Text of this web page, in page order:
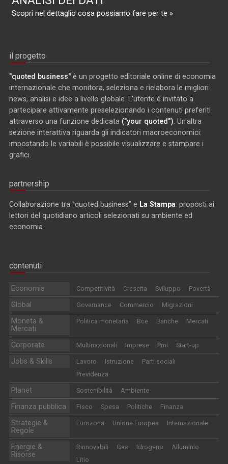
Scopri nel dettaglio cosa possiamo fare per te »
il progetto
"quoted business" è un progetto editoriale online di economia
internazionale che monitora, seleziona e rielabora le migliori
news, analisi e idee a livello globale. L'utente è invitato a
partecipare attivamente preselezionando i contenuti preferiti
attraverso una funzione dedicata ("your quoted") . Un'altra
sezione interattiva riguarda gli indicatori macroeconomici:
impostando le variabili è possibile visualizzare e stampare i
grafici.
partnership
Collaborazione tra "quoted business" e La Stampa: proposti ai
lettori del quotidiano articoli selezionati su ambiente ed
economia.
contenuti
Economia Competitività Crescita Sviluppo Povertà
Global Governance Commercio Migrazioni
Moneta &
Mercati
Politica monetaria Bce Banche Mercati
Corporate Multinazionali Imprese Pmi Start-up
Jobs & Skills Lavoro Istruzione
Parti sociali
Previdenza
Planet Sostenibilità Ambiente
Finanza pubblica Fisco Spesa Politiche Finanza
Strategie &
Regole
Eurozona Unione Europea Internazionale
Energie &
Risorse
Rinnovabili Gas Idrogeno
Alluminio
Litio